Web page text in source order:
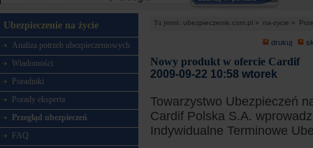
Ubezpieczenie na życie
Analiza potrzeb ubezpieczeniowych
Wiadomości
Poradniki
Porady eksperta
Przegląd ubezpieczeń
FAQ
Tu jesteś: ubezpieczenie.com.pl » na-zycie »
drukuj
Nowy produkt w ofercie Cardif
2009-09-22 10:58 wtorek
Towarzystwo Ubezpieczeń
Cardif Polska S.A.
Indywidualne Terminowe